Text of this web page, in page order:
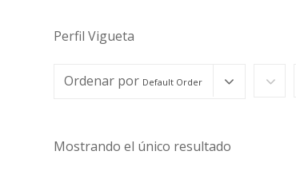
Perfil Vigueta
Ordenar por Default Order
Mostrando el único resultado